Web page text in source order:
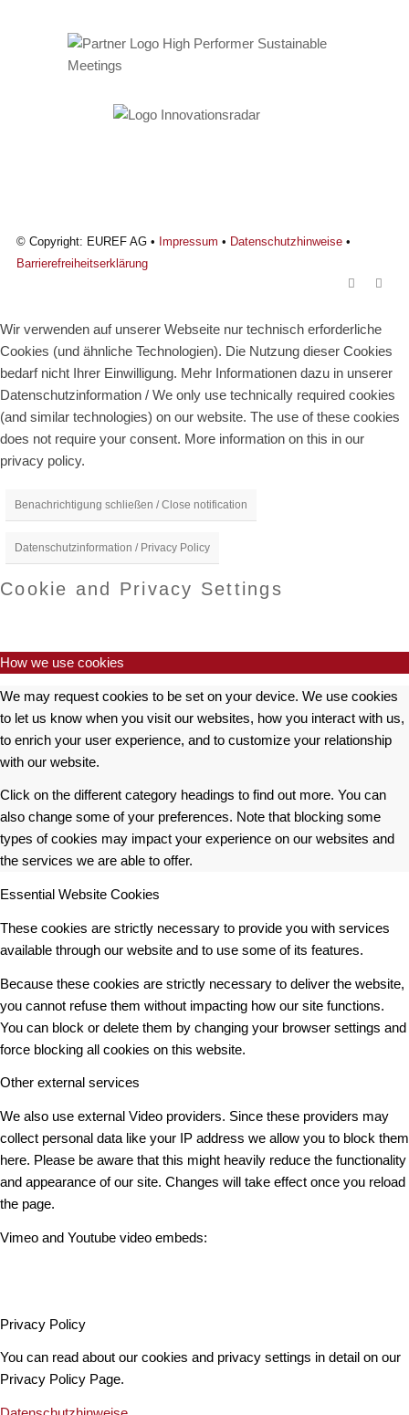
© Copyright: EUREF AG • Impressum • Datenschutzhinweise•
Barrierefreiheitserklärung
Wir verwenden auf unserer Webseite nur technisch erforderliche
Cookies (und ähnliche Technologien). Die Nutzung dieser Cookies
bedarf nicht Ihrer Einwilligung. Mehr Informationen dazu in unserer
Datenschutzinformation / We only use technically required cookies
(and similar technologies) on our website. The use of these cookies
does not require your consent. More information on this in our
privacy policy.
Benachrichtigung schließen / Close notification
Datenschutzinformation / Privacy Policy
Cookie and Privacy Settings
How we use cookies
We may request cookies to be set on your device. We use cookies
to let us know when you visit our websites, how you interact with us,
to enrich your user experience, and to customize your relationship
with our website.
Click on the different category headings to find out more. You can
also change some of your preferences. Note that blocking some
types of cookies may impact your experience on our websites and
the services we are able to offer.
Essential Website Cookies
These cookies are strictly necessary to provide you with services
available through our website and to use some of its features.
Because these cookies are strictly necessary to deliver the website,
you cannot refuse them without impacting how our site functions.
You can block or delete them by changing your browser settings and
force blocking all cookies on this website.
Other external services
We also use external Video providers. Since these providers may
collect personal data like your IP address we allow you to block them
here. Please be aware that this might heavily reduce the functionality
and appearance of our site. Changes will take effect once you reload
the page.
Vimeo and Youtube video embeds:
Privacy Policy
You can read about our cookies and privacy settings in detail on our
Privacy Policy Page.